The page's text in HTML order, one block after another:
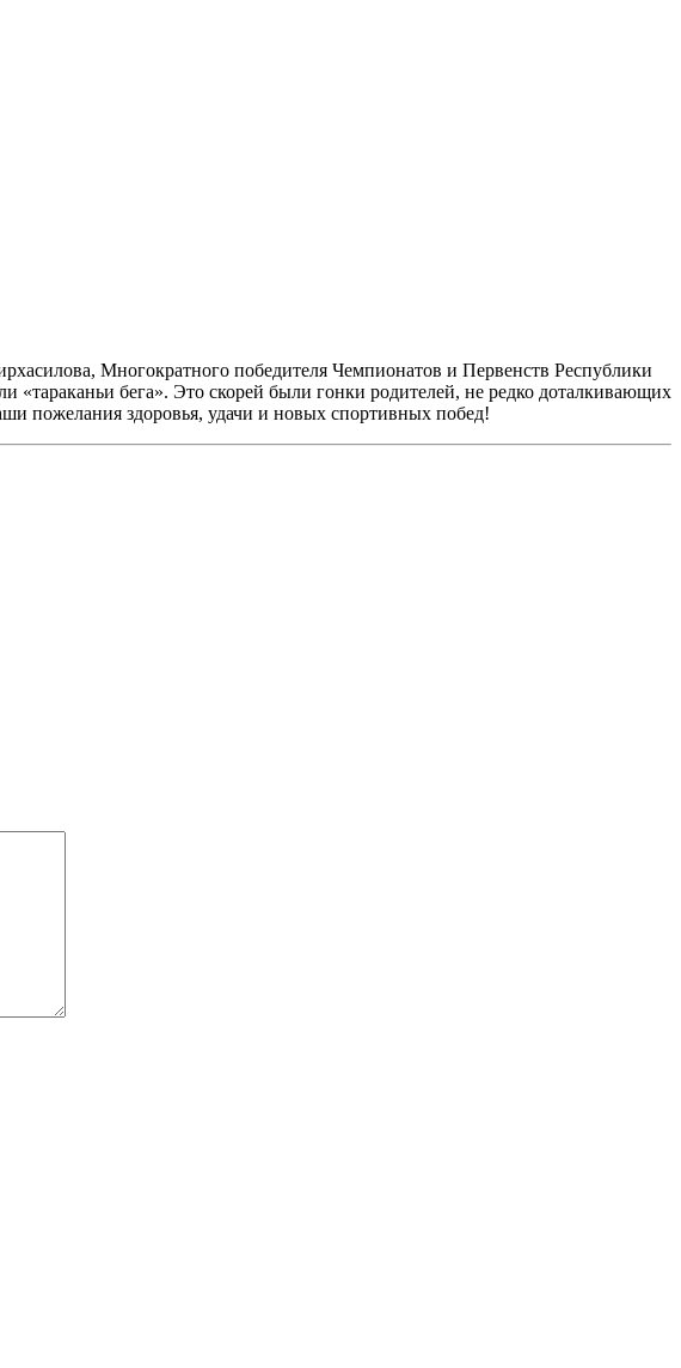
Многократного победителя Чемпионатов и Первенств Республики
бега». Это скорей были гонки родителей, не редко доталкивающих
пожелания здоровья, удачи и новых спортивных побед!